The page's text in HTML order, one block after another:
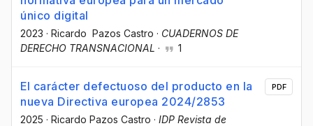
único digital
2023 · Ricardo Pazos Castro · CUADERNOS DE
DERECHO TRANSNACIONAL · 1
El carácter defectuoso del producto en la
nueva Directiva europea 2024/2853
2025 · Ricardo Pazos Castro · IDP Revista de
PDF